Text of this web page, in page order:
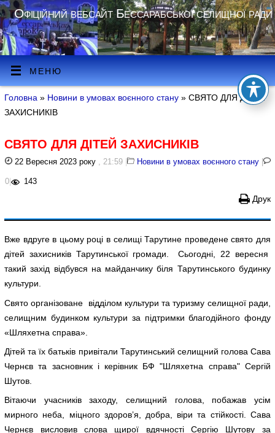
Офіційний вебсайт Бессарабської селищної ради
МЕНЮ
Головна » Новини в умовах воєнного стану » СВЯТО ДЛЯ ДІТЕЙ
ЗАХИСНИКІВ
СВЯТО ДЛЯ ДІТЕЙ ЗАХИСНИКІВ
22 Вересня 2023 року , 21:59 | Новини в умовах воєнного стану |
0 | 143
Друк
Вже вдруге в цьому році в селищі Тарутине проведене свято для
дітей захисників Тарутинської громади. Сьогодні, 22 вересня
такий захід відбувся на майданчику біля Тарутинського будинку
культури.
Свято організоване відділом культури та туризму селищної ради,
селищним будинком культури за підтримки благодійного фонду
«Шляхетна справа».
Дітей та їх батьків привітали Тарутинський селищний голова Сава
Чернєв та засновник і керівник БФ "Шляхетна справа" Сергій
Шутов.
Вітаючи учасників заходу, селищний голова, побажав усім
мирного неба, міцного здоров’я, добра, віри та стійкості. Сава
Чернєв висловив слова щирої вдячності Сергію Шутову за